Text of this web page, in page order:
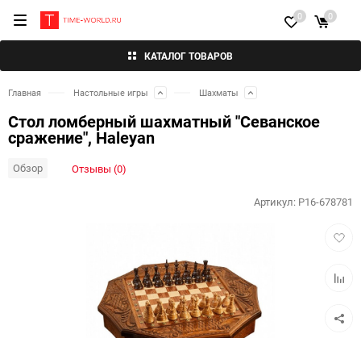
КАТАЛОГ ТОВАРОВ
0 0
Главная Настольные игры Шахматы
Стол ломберный шахматный "Севанское
сражение", Haleyan
Обзор Отзывы (0)
Артикул: P16-678781